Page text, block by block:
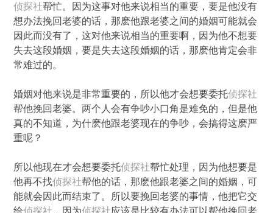
侦探社帮忙。因为这事对他来说相当的重要，要是他没有
想办法挽回老婆的话，那麽他跟老婆之间的婚姻可能就会
因此而没有了，这对他来说相当的重要啊，因为他不想要
失去这段婚姻，要是失去这段婚姻的话，那麽他肯定会非
常难过的。
婚姻对他来说是非常重要的，所以他才会想要委托侦探社
帮他挽回老婆。两个人会有争吵小口角是难免的，但是他
真的不知道，为什麽他跟老婆现在的争吵，会搞得这麽严
重呢？
所以他现在才会想要委托侦探社帮忙处理，因为他想要是
他再不找侦探社帮他的话，那麽他跟老婆之间的婚姻，可
能就会因此而结束了。所以要挽回老婆的事情，他把它交
给侦探社 ，因为侦探社应该是比较有办法可以帮他挽回老